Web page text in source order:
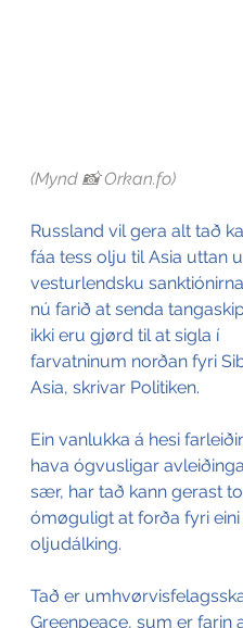
(Mynd 📸 Orkan.fo)
Russland vil gera alt tað
fáa tess olju til Asia uttan
vesturlendsku
nú farið at senda
ikki eru gjørd til at sigla í
farvatninum norðan fyri
Asia, skrivar Politiken.
Ein vanlukka á hesi
hava ógvusligar
sær, har tað kann gerast
ómøguligt at forða fyri eini
oljudálking.
Tað er
Greenpeace, sum er farin